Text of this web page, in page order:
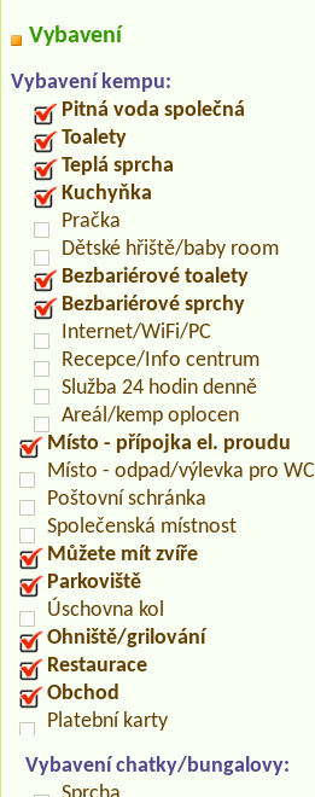
Vybavení
Vybavení kempu:
Pitná voda společná
Toalety
Teplá sprcha
Kuchyňka
Pračka
Dětské hřiště/baby room
Bezbariérové toalety
Bezbariérové sprchy
Internet/WiFi/PC
Recepce/Info centrum
Služba 24 hodin denně
Areál/kemp oplocen
Místo - přípojka el. proudu
Místo - odpad/výlevka pro WC
Poštovní schránka
Společenská místnost
Můžete mít zvíře
Parkoviště
Úschovna kol
Ohniště/grilování
Restaurace
Obchod
Platební karty
Vybavení chatky/bungalovy: